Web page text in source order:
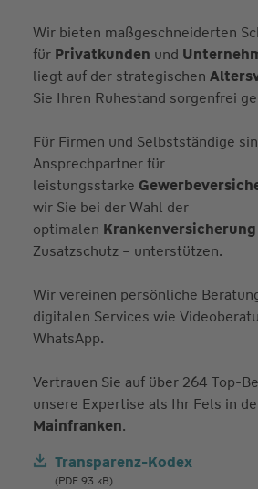
Wir bieten maßgeschneiderten
für Privatkunden und
liegt auf der strategischen
Sie Ihren Ruhestand sorgenfrei
Für Firmen und Selbstständige
Ansprechpartner für
leistungsstarke
wir Sie bei der Wahl der
optimalen Krankenversicherung
Zusatzschutz – unterstützen.
Wir vereinen persönliche
digitalen Services wie
WhatsApp.
Vertrauen Sie auf über 264 Top-
unsere Expertise als Ihr Fels in
Mainfranken.
Transparenz-Kodex
(PDF 93 kB)